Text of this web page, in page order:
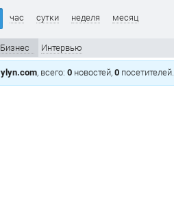
час сутки неделя месяц
Бизнес Интервью
, всего: 0 новостей, 0 посетителей.